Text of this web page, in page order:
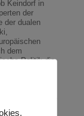
Keindorf in
der
der dualen
dem
Politik die
der
bei der